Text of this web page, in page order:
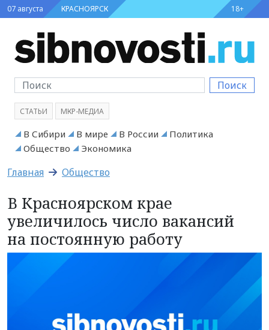
07 августа КРАСНОЯРСК 18+
Поиск
СТАТЬИ МКР-МЕДИА
В Сибири В мире В России
Политика
Общество
Экономика
Главная Общество
В Красноярском крае
увеличилось число вакансий
на постоянную работу